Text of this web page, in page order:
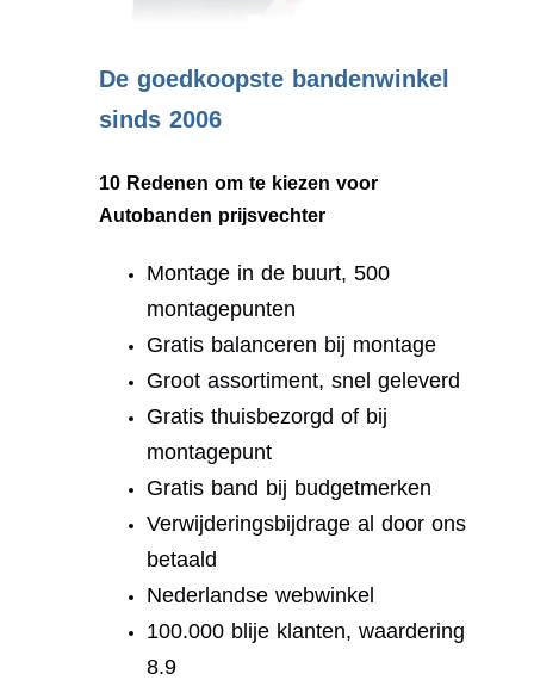
De goedkoopste bandenwinkel
sinds 2006
10 Redenen om te kiezen voor
Autobanden prijsvechter
Montage in de buurt, 500
montagepunten
Gratis balanceren bij montage
Groot assortiment, snel geleverd
Gratis thuisbezorgd of bij
montagepunt
Gratis band bij budgetmerken
Verwijderingsbijdrage al door ons
betaald
Nederlandse webwinkel
100.000 blije klanten, waardering
8.9